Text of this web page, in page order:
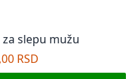
za slepu mužu
RSD